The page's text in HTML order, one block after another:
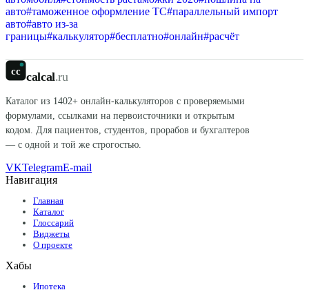
авто#таможенное оформление ТС#параллельный импорт
авто#авто из-за
границы#калькулятор#бесплатно#онлайн#расчёт
cc calcal.ru
Каталог из 1402+ онлайн-калькуляторов с проверяемыми
формулами, ссылками на первоисточники и открытым
кодом. Для пациентов, студентов, прорабов и бухгалтеров
— с одной и той же строгостью.
VKTelegramE-mail
Навигация
Главная
Каталог
Глоссарий
Виджеты
О проекте
Хабы
Ипотека